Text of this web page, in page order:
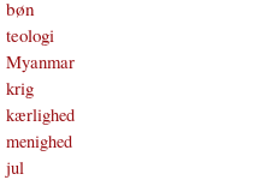
bøn
teologi
Myanmar
krig
kærlighed
menighed
jul